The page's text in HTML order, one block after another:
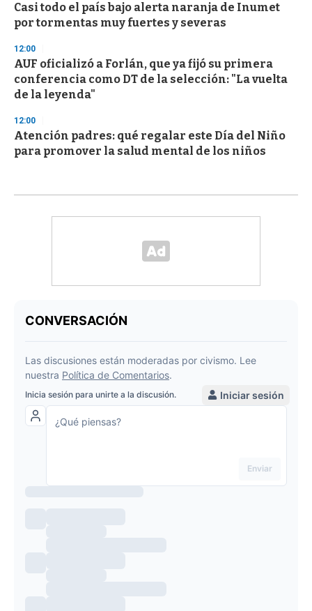
Casi todo el país bajo alerta naranja de Inumet
por tormentas muy fuertes y severas
12:00
AUF oficializó a Forlán, que ya fijó su primera
conferencia como DT de la selección: "La vuelta
de la leyenda"
12:00
Atención padres: qué regalar este Día del Niño
para promover la salud mental de los niños